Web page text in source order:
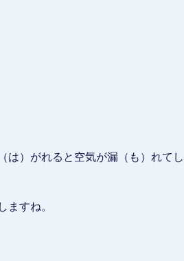
は）がれると空気が漏（も）れてし
ますね。